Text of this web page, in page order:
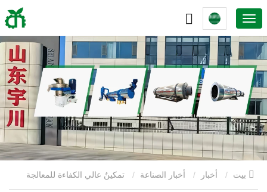
أخبار أخبار الصناعة تمكينٌ عالي الكفاءة للمعالجة